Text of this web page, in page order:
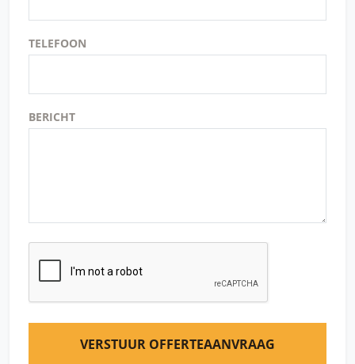
TELEFOON
BERICHT
VERSTUUR OFFERTEAANVRAAG